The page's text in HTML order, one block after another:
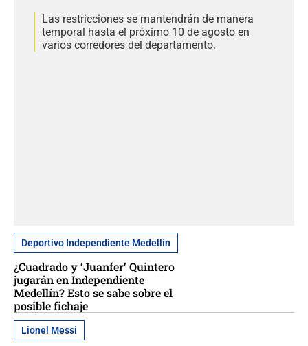
Las restricciones se mantendrán de manera
temporal hasta el próximo 10 de agosto en
varios corredores del departamento.
Deportivo Independiente Medellín
¿Cuadrado y ‘Juanfer’ Quintero
jugarán en Independiente
Medellín? Esto se sabe sobre el
posible fichaje
Lionel Messi